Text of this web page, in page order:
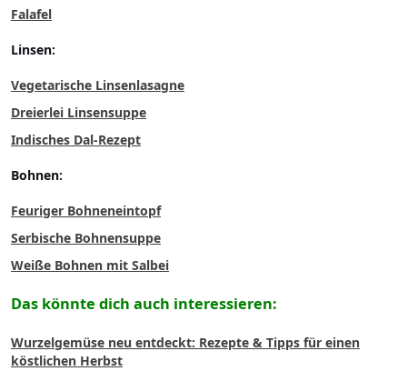
Falafel
Linsen:
Vegetarische Linsenlasagne
Dreierlei Linsensuppe
Indisches Dal-Rezept
Bohnen:
Feuriger Bohneneintopf
Serbische Bohnensuppe
Weiße Bohnen mit Salbei
Das könnte dich auch interessieren:
Wurzelgemüse neu entdeckt: Rezepte & Tipps für einen
köstlichen Herbst